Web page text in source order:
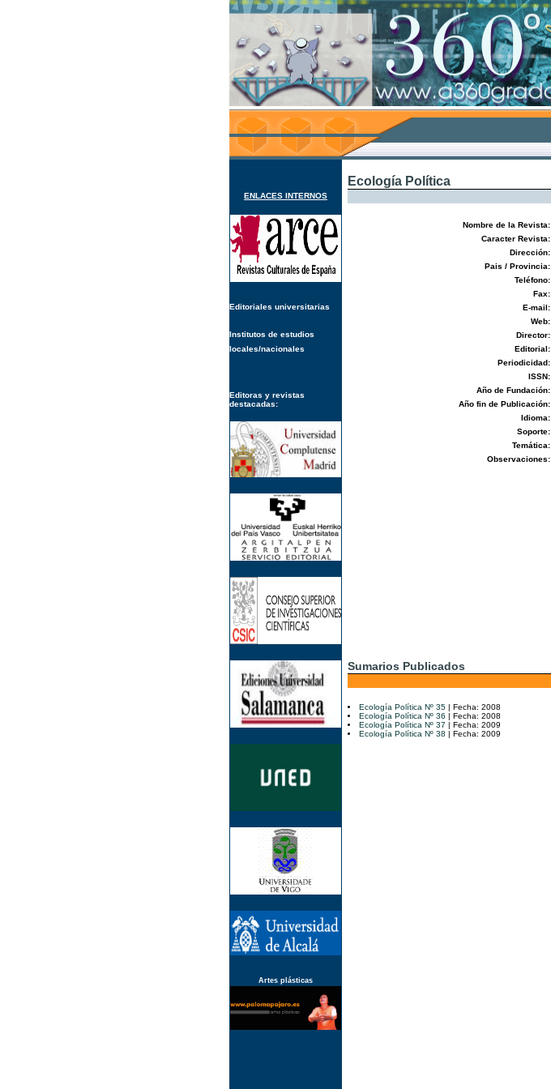
ENLACES INTERNOS
Editoriales universitarias
Institutos de estudios
locales/nacionales
Editoras y revistas
destacadas:
Artes plásticas
Ecología Política
Nombre de la Revista:
Caracter Revista:
Dirección:
Pais / Provincia:
Teléfono:
Fax:
E-mail:
Web:
Director:
Editorial:
Periodicidad:
ISSN:
Año de Fundación:
Año fin de Publicación:
Idioma:
Soporte:
Temática:
Observaciones:
Sumarios Publicados
Ecología Política Nº 35 | Fecha: 2008
Ecología Política Nº 36 | Fecha: 2008
Ecología Política Nº 37 | Fecha: 2009
Ecología Política Nº 38 | Fecha: 2009